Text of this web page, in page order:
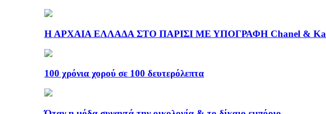
Η ΑΡΧΑΙΑ ΕΛΛΑΔΑ ΣΤΟ ΠΑΡΙΣΙ ΜΕ ΥΠΟΓΡΑΦΗ Chanel &
100 χρόνια χορού σε 100 δευτερόλεπτα